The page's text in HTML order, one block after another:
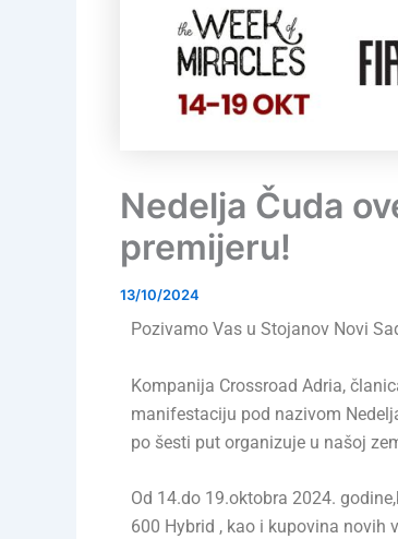
Nedelja Čuda
premijeru!
13/10/2024
Pozivamo Vas u Stojanov Novi
Kompanija Crossroad Adria,
manifestaciju pod nazivom
po šesti put organizuje u našoj
Od 14.do 19.oktobra 2024.
600 Hybrid , kao i kupovina